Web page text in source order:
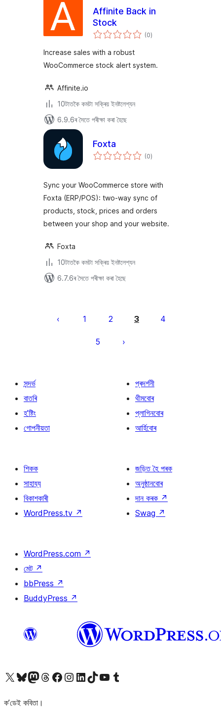
Affinite Back in
Stock
(0টা
মুঠ)
Increase sales with a robust
WooCommerce stock alert system.
Affinite.io
10টাতকৈ কমটা সক্ৰিয় ইনষ্টলেশ্যন
6.9.6ৰ সৈতে পৰীক্ষা কৰা হৈছে
Foxta
(0টা
মুঠ)
Sync your WooCommerce store with
Foxta (ERP/POS): two-way sync of
products, stock, prices and orders
between your shop and your website.
Foxta
10টাতকৈ কমটা সক্ৰিয় ইনষ্টলেশ্যন
6.7.6ৰ সৈতে পৰীক্ষা কৰা হৈছে
পৃষ্ঠাকৰণ
1 2 3 4
5
সন্দৰ্ভ
বাতৰি
হ’ষ্টিং
গোপনীয়তা
প্ৰদৰ্শনী
থীমবোৰ
প্লাগিনবোৰ
আৰ্হিবোৰ
শিকক
সাহায্য
বিকাশকাৰী
WordPress.tv ↗
জড়িত হৈ পৰক
অনুষ্ঠানবোৰ
দান কৰক ↗
Swag ↗
WordPress.com ↗
মেট ↗
bbPress ↗
BuddyPress ↗
আমাৰ X (আগৰ Twitter) একাউণ্টলৈ যাওকআমাৰ Bluesky একাউণ্টলৈ যাওকআমাৰ Mastodon একাউণ্টলৈ যাওকআমাৰ Threads একাউণ্টলৈ যাওকআমাৰ Facebook পৃষ্ঠালৈ যাওকআমাৰ Instagram একাউণ্টলৈ যাওকআমাৰ LinkedIn একাউণ্টলৈ যাওকআমাৰ TikTok একাউণ্টলৈ যাওকআমাৰ YouTube চেনেললৈ যাওকআমাৰ Tumblr একাউণ্টলৈ যাওক
ক’ডেই কবিতা।